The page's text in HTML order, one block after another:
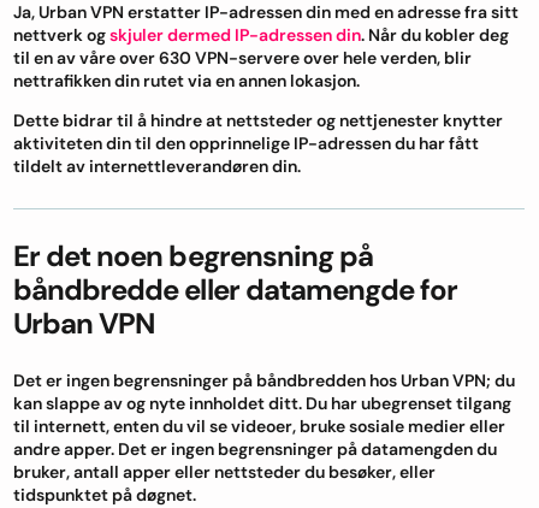
Ja, Urban VPN erstatter IP-adressen din med en adresse fra sitt
nettverk ogskjuler dermed IP-adressen din. Når du kobler deg
til en av våre over 630 VPN-servere over hele verden, blir
nettrafikken din rutet via en annen lokasjon.
Dette bidrar til å hindre at nettsteder og nettjenester knytter
aktiviteten din til den opprinnelige IP-adressen du har fått
tildelt av internettleverandøren din.
Er det noen begrensning på
båndbredde eller datamengde for
Urban VPN
Det er ingen begrensninger på båndbredden hos Urban VPN; du
kan slappe av og nyte innholdet ditt. Du har ubegrenset tilgang
til internett, enten du vil se videoer, bruke sosiale medier eller
andre apper. Det er ingen begrensninger på datamengden du
bruker, antall apper eller nettsteder du besøker, eller
tidspunktet på døgnet.